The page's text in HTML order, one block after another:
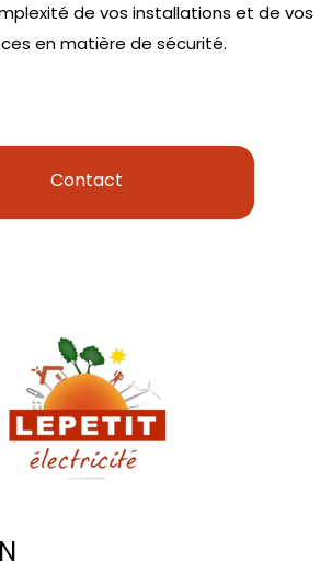
de vos installations et de vos
en matière de sécurité.
Contact